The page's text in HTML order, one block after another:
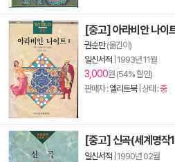
[중고] 아라비안 나이
권순만(옮긴이)
일신서적 1993년 11월
3,000원 (54% 할인)
판매자 :엘리트북| 상태 :중
[중고] 신곡(세계명
일신서적 1990년 02월